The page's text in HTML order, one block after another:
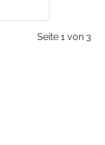
Seite 1 von 3